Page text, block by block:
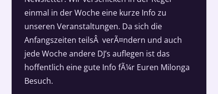
einmal in der Woche eine kurze Info zu
unseren Veranstaltungen. Da sich die
Anfangszeiten teilsÂ verÃ¤ndern und auch
jede Woche andere DJ’s auflegen ist das
hoffentlich eine gute Info fÃ¼r Euren Milonga
Besuch.